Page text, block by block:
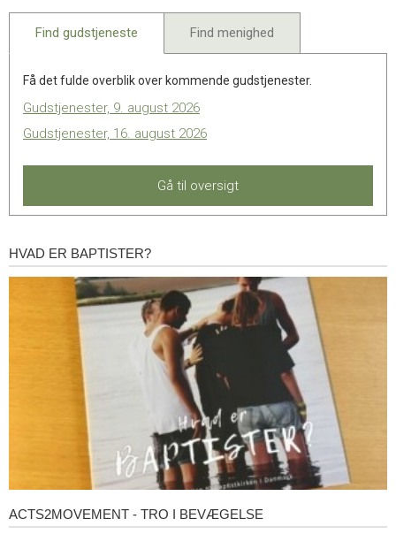
2022
Find gudstjeneste Find menighed
Få det fulde overblik over kommende gudstjenester.
Gudstjenester, 9. august 2026
Gudstjenester, 16. august 2026
Gå til oversigt
Hvad
HVAD ER BAPTISTER?
Acts2Movement
ACTS2MOVEMENT - TRO I BEVÆGELSE